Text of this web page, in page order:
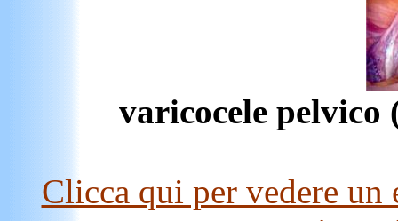
varicocele pelvico
Clicca qui per vedere un